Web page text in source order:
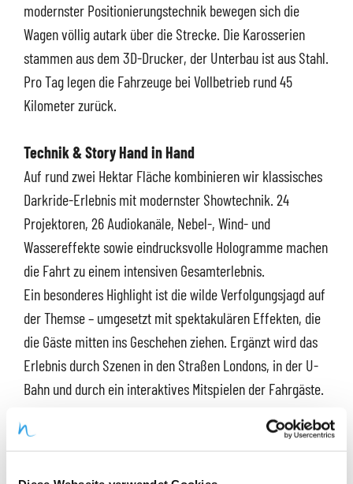
modernster Positionierungstechnik bewegen sich die
Wagen völlig autark über die Strecke. Die Karosserien
stammen aus dem 3D-Drucker, der Unterbau ist aus Stahl.
Pro Tag legen die Fahrzeuge bei Vollbetrieb rund 45
Kilometer zurück.
Technik & Story Hand in Hand
Auf rund zwei Hektar Fläche kombinieren wir klassisches
Darkride-Erlebnis mit modernster Showtechnik. 24
Projektoren, 26 Audiokanäle, Nebel-, Wind- und
Wassereffekte sowie eindrucksvolle Hologramme machen
die Fahrt zu einem intensiven Gesamterlebnis.
Ein besonderes Highlight ist die wilde Verfolgungsjagd auf
der Themse – umgesetzt mit spektakulären Effekten, die
die Gäste mitten ins Geschehen ziehen. Ergänzt wird das
Erlebnis durch Szenen in den Straßen Londons, in der U-
Bahn und durch ein interaktives Mitspielen der Fahrgäste.
Entwicklung & Zusammenarbeit